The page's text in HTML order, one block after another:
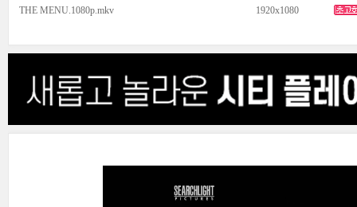
THE MENU.1080p.mkv 1920x1080